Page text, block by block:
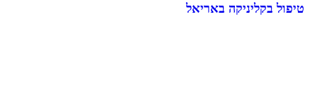
טיפול בקליניקה באריאל